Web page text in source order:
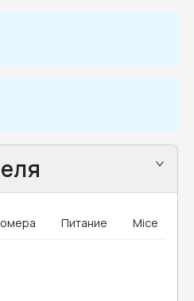
Питание Mice